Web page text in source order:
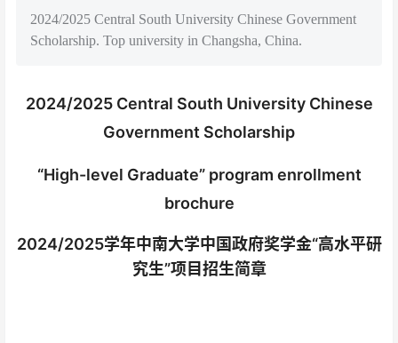
2024/2025 Central South University Chinese Government
Scholarship. Top university in Changsha, China.
2024/2025 Central South University Chinese
Government Scholarship
“High-level Graduate” program enrollment
brochure
2024/2025学年中南大学中国政府奖学金“高水平研
究生”项目招生简章